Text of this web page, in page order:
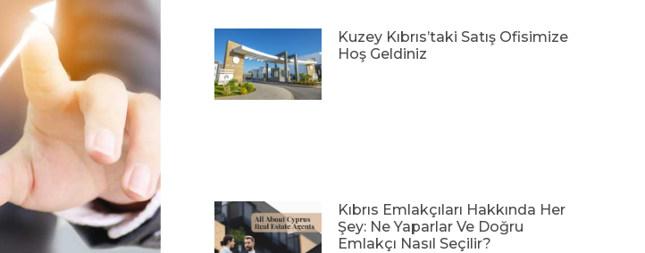
Kuzey Kıbrıs’taki Satış Ofisimize
Hoş Geldiniz
Kıbrıs Emlakçıları Hakkında Her
Şey: Ne Yaparlar Ve Doğru
Emlakçı Nasıl Seçilir?